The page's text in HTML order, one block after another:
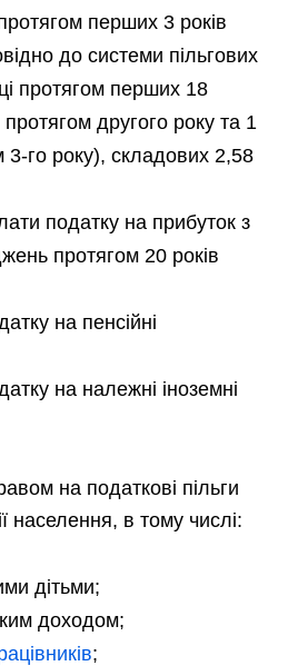
перших 3 років
до системи пільгових
протягом перших 18
протягом другого року та 1
го року), складових 2,58
податку на прибуток з
протягом 20 років
на пенсійні
на належні іноземні
на податкові пільги
населення, в тому числі:
дітьми;
доходом;
;